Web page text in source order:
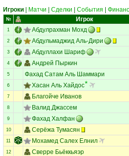
Игроки
Матчи Сделки События
№ Игрок
1 Абдулрахман Мохд
2 Абдульмаджид Аль-Дири
3 Абдуллахи Шариф
4 Андрей Пыркин
5 Фахад Сатам Аль Шаммари
6 Хасан Аль Хайдос
7 Благойче Иванов
8 Валид Джассем
9 Фахад Халфан
10 Серёжа Тумасян
11 Мохамед Салех Елнил
12 Сверре Бьёккьяэр